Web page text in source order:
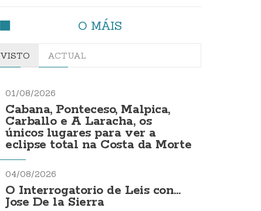
O MÁIS
VISTO ACTUAL
01/08/2026
Cabana, Ponteceso, Malpica,
Carballo e A Laracha, os
únicos lugares para ver a
eclipse total na Costa da Morte
04/08/2026
O Interrogatorio de Leis con...
Jose De la Sierra